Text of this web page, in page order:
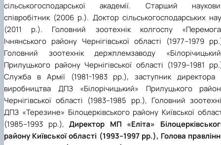
сільськогосподарської академії. Старший
співробітник (2006 р.). Доктор сільськогосподарських
(2011 р.). Головний зоотехнік колгоспу
Ічнянського району Чернігівської області (1977–1979
Головний зоотехнік держплемзаводу
Прилуцького району Чернігівської області (1979–1981
Служба в Армії (1981-1983 рр.), заступник директора
виробництва ДПЗ «Білорічицький» Прилуцького
Чернігівської області (1983–1985 рр.), Головний
ДПЗ «Терезине» Білоцерківського району Київської
(1985–1993 рр.),Директор МП «Еліта»
району Київської області (1993–1997 рр.), Голова